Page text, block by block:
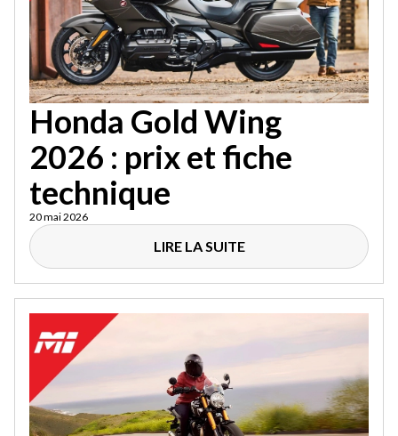
Honda Gold Wing
2026 : prix et fiche
technique
20 mai 2026
LIRE LA SUITE